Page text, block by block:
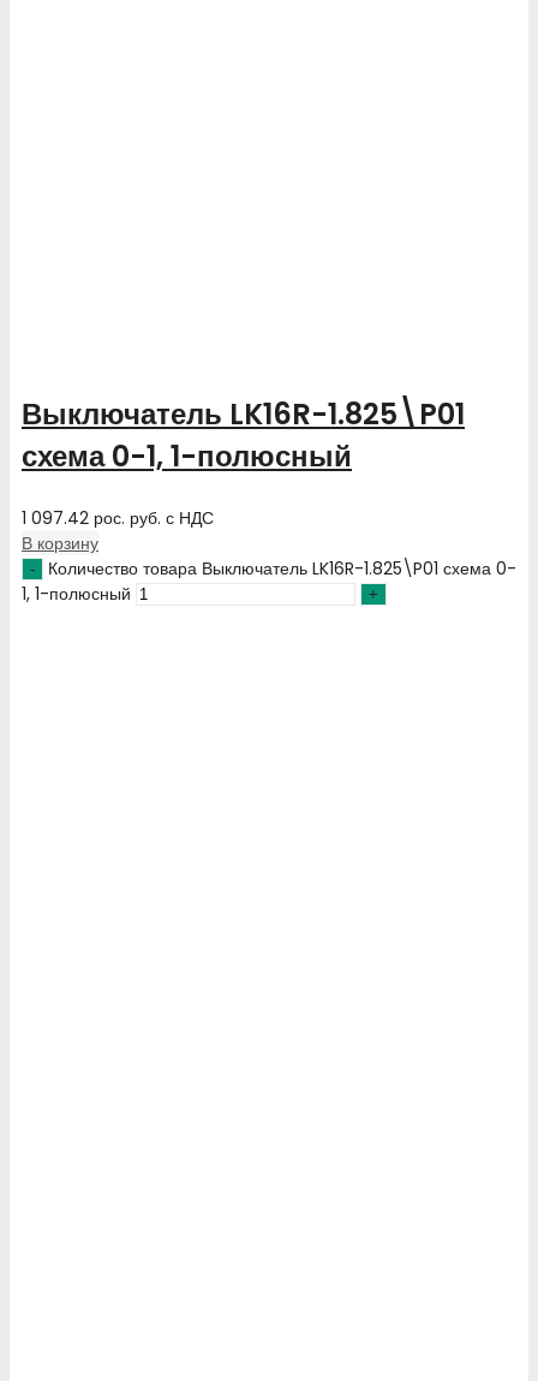
Выключатель LK16R-1.825\P01
схема 0-1, 1-полюсный
1 097.42 рос. руб. с НДС
В корзину
Количество товара Выключатель LK16R-1.825\P01 схема 0-
1, 1-полюсный